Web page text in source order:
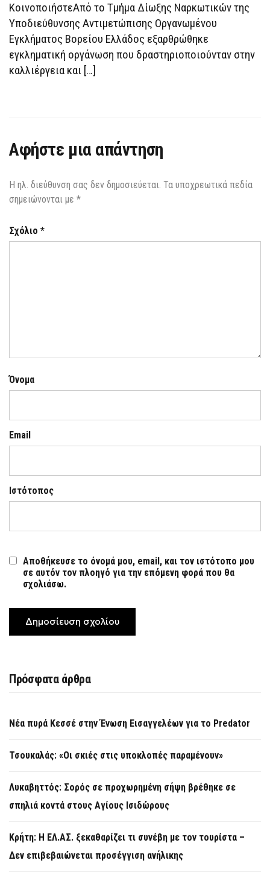
1.500
ΔΕΝΔΡΎΛΛΙΑ
ΚοινοποιήστεΑπό το Τμήμα Δίωξης Ναρκωτικών της
Υποδιεύθυνσης Αντιμετώπισης Οργανωμένου
Εγκλήματος Βορείου Ελλάδος εξαρθρώθηκε
εγκληματική οργάνωση που δραστηριοποιούνταν στην
καλλιέργεια και […]
Αφήστε μια απάντηση
Η ηλ. διεύθυνση σας δεν δημοσιεύεται. Τα υποχρεωτικά πεδία
σημειώνονται με *
Σχόλιο *
Όνομα
Email
Ιστότοπος
Αποθήκευσε το όνομά μου, email, και τον ιστότοπο μου
σε αυτόν τον πλοηγό για την επόμενη φορά που θα
σχολιάσω.
Πρόσφατα άρθρα
Νέα πυρά Κεσσέ στην Ένωση Εισαγγελέων για το Predator
Τσουκαλάς: «Οι σκιές στις υποκλοπές παραμένουν»
Λυκαβηττός: Σορός σε προχωρημένη σήψη βρέθηκε σε
σπηλιά κοντά στους Αγίους Ισιδώρους
Κρήτη: Η ΕΛ.ΑΣ. ξεκαθαρίζει τι συνέβη με τον τουρίστα –
Δεν επιβεβαιώνεται προσέγγιση ανήλικης